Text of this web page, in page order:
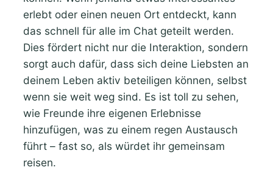
erlebt oder einen neuen Ort entdeckt, kann
das schnell für alle im Chat geteilt werden.
Dies fördert nicht nur die Interaktion, sondern
sorgt auch dafür, dass sich deine Liebsten an
deinem Leben aktiv beteiligen können, selbst
wenn sie weit weg sind. Es ist toll zu sehen,
wie Freunde ihre eigenen Erlebnisse
hinzufügen, was zu einem regen Austausch
führt – fast so, als würdet ihr gemeinsam
reisen.